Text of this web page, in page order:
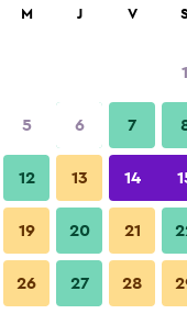
M J V
1
5 6 7
12 13 14
19 20 21
26 27 28